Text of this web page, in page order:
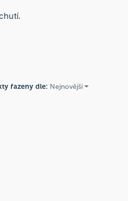
řazeny dle: Nejnovější